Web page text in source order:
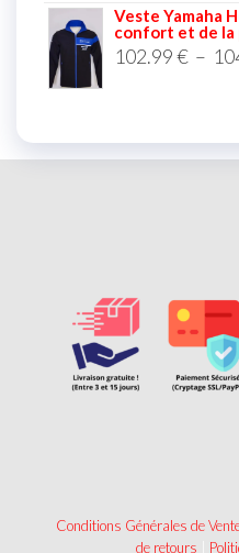
Veste Yamaha
confort et de la
102.99€ –
Conditions Générales de
de retours